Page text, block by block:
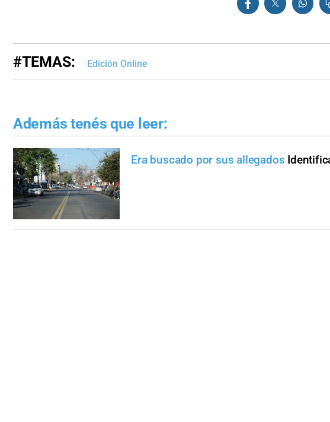
#TEMAS: Edición Online
Además tenés que leer:
Era buscado por sus allegados